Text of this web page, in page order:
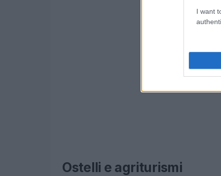
I want
Ostelli e agriturismi